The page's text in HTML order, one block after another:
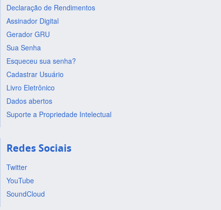
Declaração de Rendimentos
Assinador Digital
Gerador GRU
Sua Senha
Esqueceu sua senha?
Cadastrar Usuário
Livro Eletrônico
Dados abertos
Suporte a Propriedade Intelectual
Redes Sociais
Twitter
YouTube
SoundCloud